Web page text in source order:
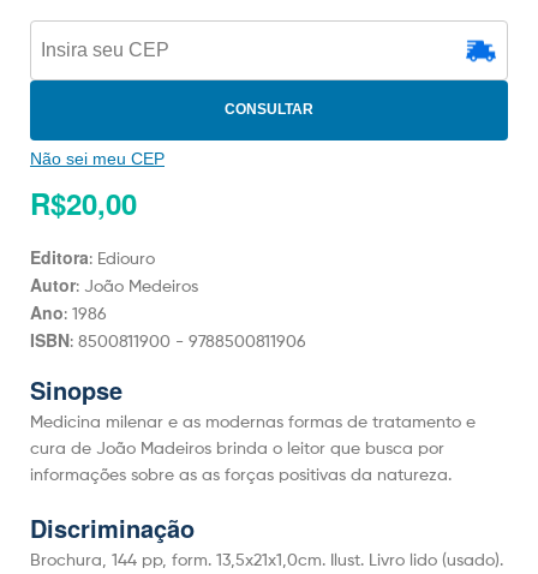
CONSULTAR
Não sei meu CEP
R$20,00
Editora: Ediouro
Autor: João Medeiros
Ano: 1986
ISBN: 8500811900 - 9788500811906
Sinopse
Medicina milenar e as modernas formas de tratamento e
cura de João Madeiros brinda o leitor que busca por
informações sobre as as forças positivas da natureza.
Discriminação
Brochura, 144 pp, form. 13,5x21x1,0cm. Ilust. Livro lido (usado).